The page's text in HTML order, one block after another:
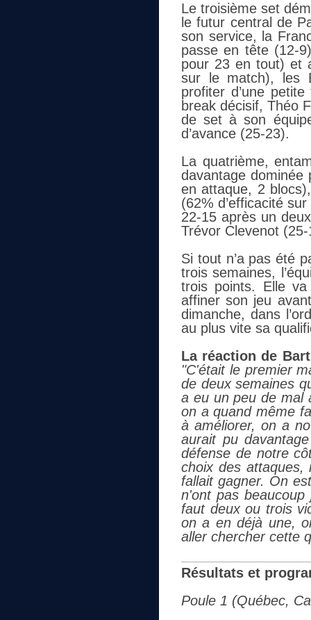
Le troisième set
le futur central de
son service, la
passe en tête (12-
pour 23 en tout) et
sur le match), les
profiter d’une
break décisif, Théo
de set à son
d’avance (25-23).
La quatrième,
davantage dominée
en attaque, 2
(62% d’efficacité
22-15 après un
Trévor Clevenot
Si tout n’a pas été
trois semaines,
trois points. Elle
affiner son jeu
dimanche, dans
au plus vite sa
La réaction de
"C'était le premier
de deux semaines
a eu un peu de mal
on a quand même
à améliorer, on a
aurait pu
défense de notre
choix des attaques,
fallait gagner. On
n'ont pas beaucoup
faut deux ou trois
on a en déjà une,
aller chercher cette
Résultats et
Poule 1 (Québec,